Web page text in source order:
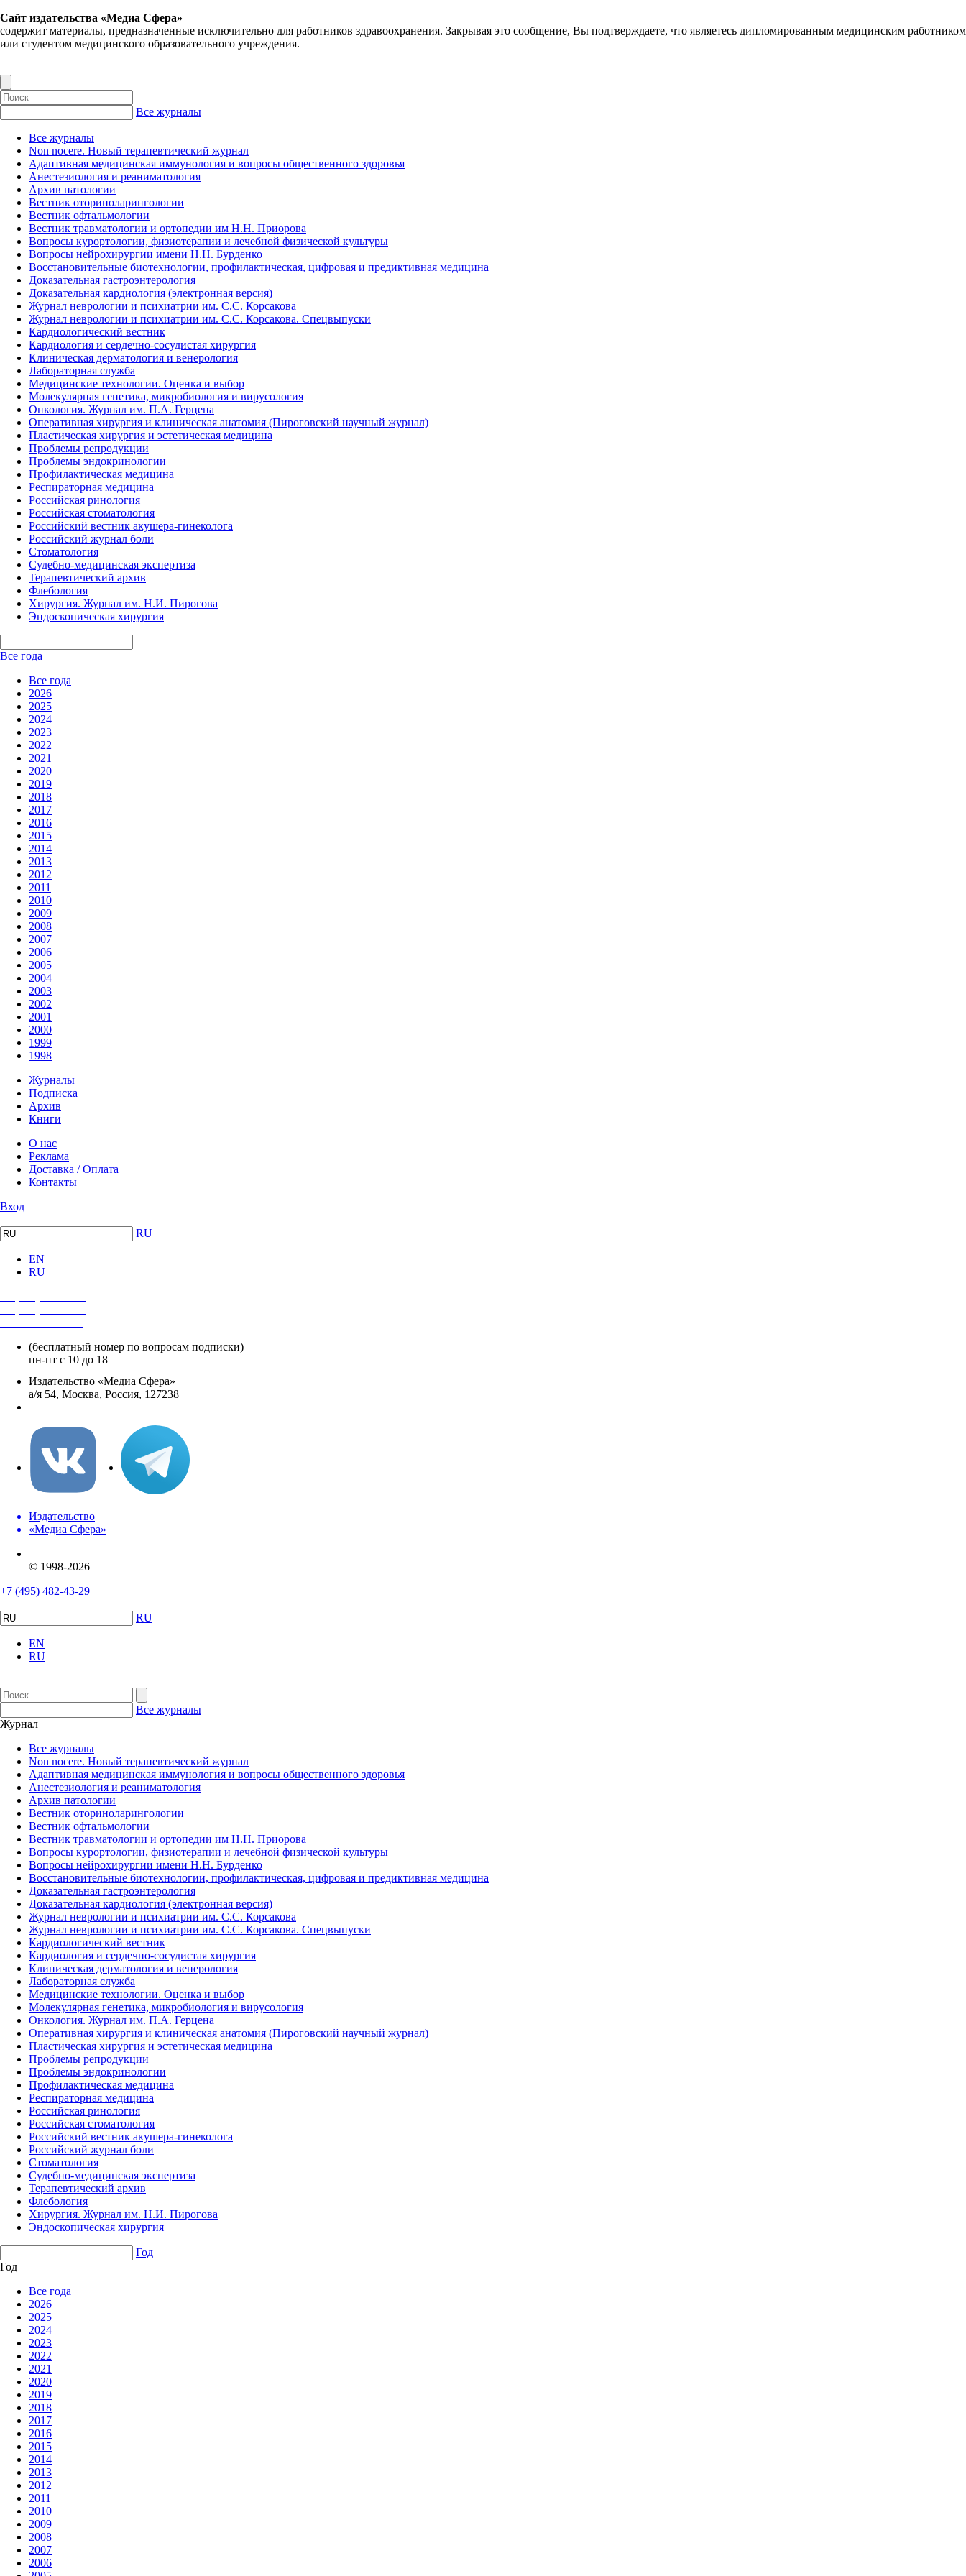
Сайт издательства «Медиа Сфера»
содержит материалы, предназначенные исключительно для работников здравоохранения. Закрывая это сообщение, Вы подтверждаете, что являетесь дипломированным медицинским работником
или студентом медицинского образовательного учреждения.
Все журналы
Все журналы
Non nocere. Новый терапевтический журнал
Адаптивная медицинская иммунология и вопросы общественного здоровья
Анестезиология и реаниматология
Архив патологии
Вестник оториноларингологии
Вестник офтальмологии
Вестник травматологии и ортопедии им Н.Н. Приорова
Вопросы курортологии, физиотерапии и лечебной физической культуры
Вопросы нейрохирургии имени Н.Н. Бурденко
Восстановительные биотехнологии, профилактическая, цифровая и предиктивная медицина
Доказательная гастроэнтерология
Доказательная кардиология (электронная версия)
Журнал неврологии и психиатрии им. С.С. Корсакова
Журнал неврологии и психиатрии им. С.С. Корсакова. Спецвыпуски
Кардиологический вестник
Кардиология и сердечно-сосудистая хирургия
Клиническая дерматология и венерология
Лабораторная служба
Медицинские технологии. Оценка и выбор
Молекулярная генетика, микробиология и вирусология
Онкология. Журнал им. П.А. Герцена
Оперативная хирургия и клиническая анатомия (Пироговский научный журнал)
Пластическая хирургия и эстетическая медицина
Проблемы репродукции
Проблемы эндокринологии
Профилактическая медицина
Респираторная медицина
Российская ринология
Российская стоматология
Российский вестник акушера-гинеколога
Российский журнал боли
Стоматология
Судебно-медицинская экспертиза
Терапевтический архив
Флебология
Хирургия. Журнал им. Н.И. Пирогова
Эндоскопическая хирургия
Все года
Все года
2026
2025
2024
2023
2022
2021
2020
2019
2018
2017
2016
2015
2014
2013
2012
2011
2010
2009
2008
2007
2006
2005
2004
2003
2002
2001
2000
1999
1998
Журналы
Подписка
Архив
Книги
О нас
Реклама
Доставка / Оплата
Контакты
Вход
RU
EN
RU
(бесплатный номер по вопросам подписки)
пн-пт с 10 до 18
Издательство «Медиа Сфера»
а/я 54, Москва, Россия, 127238
Издательство
«Медиа Сфера»
© 1998-2026
+7 (495) 482-43-29
RU
EN
RU
Все журналы
Журнал
Все журналы
Non nocere. Новый терапевтический журнал
Адаптивная медицинская иммунология и вопросы общественного здоровья
Анестезиология и реаниматология
Архив патологии
Вестник оториноларингологии
Вестник офтальмологии
Вестник травматологии и ортопедии им Н.Н. Приорова
Вопросы курортологии, физиотерапии и лечебной физической культуры
Вопросы нейрохирургии имени Н.Н. Бурденко
Восстановительные биотехнологии, профилактическая, цифровая и предиктивная медицина
Доказательная гастроэнтерология
Доказательная кардиология (электронная версия)
Журнал неврологии и психиатрии им. С.С. Корсакова
Журнал неврологии и психиатрии им. С.С. Корсакова. Спецвыпуски
Кардиологический вестник
Кардиология и сердечно-сосудистая хирургия
Клиническая дерматология и венерология
Лабораторная служба
Медицинские технологии. Оценка и выбор
Молекулярная генетика, микробиология и вирусология
Онкология. Журнал им. П.А. Герцена
Оперативная хирургия и клиническая анатомия (Пироговский научный журнал)
Пластическая хирургия и эстетическая медицина
Проблемы репродукции
Проблемы эндокринологии
Профилактическая медицина
Респираторная медицина
Российская ринология
Российская стоматология
Российский вестник акушера-гинеколога
Российский журнал боли
Стоматология
Судебно-медицинская экспертиза
Терапевтический архив
Флебология
Хирургия. Журнал им. Н.И. Пирогова
Эндоскопическая хирургия
Год
Год
Все года
2026
2025
2024
2023
2022
2021
2020
2019
2018
2017
2016
2015
2014
2013
2012
2011
2010
2009
2008
2007
2006